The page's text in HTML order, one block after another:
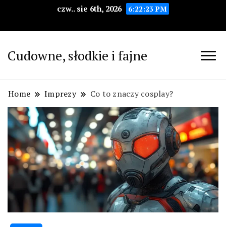
czw.. sie 6th, 2026 6:22:24 PM
Cudowne, słodkie i fajne
Home Imprezy Co to znaczy cosplay?